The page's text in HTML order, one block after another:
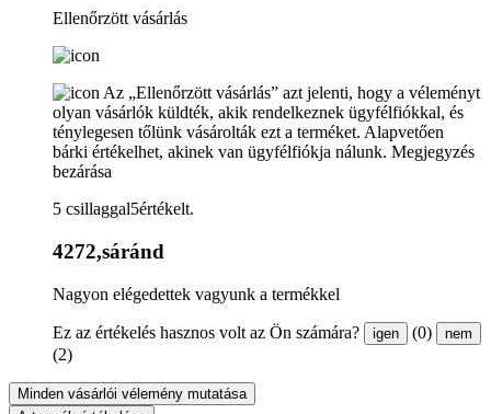
Ellenőrzött vásárlás
Az „Ellenőrzött vásárlás” azt jelenti, hogy a véleményt
olyan vásárlók küldték, akik rendelkeznek ügyfélfiókkal, és
ténylegesen tőlünk vásárolták ezt a terméket. Alapvetően
bárki értékelhet, akinek van ügyfélfiókja nálunk. Megjegyzés
bezárása
5 csillaggal5értékelt.
4272,sáránd
Nagyon elégedettek vagyunk a termékkel
Ez az értékelés hasznos volt az Ön számára? igen (0) nem
(2)
Minden vásárlói vélemény mutatása